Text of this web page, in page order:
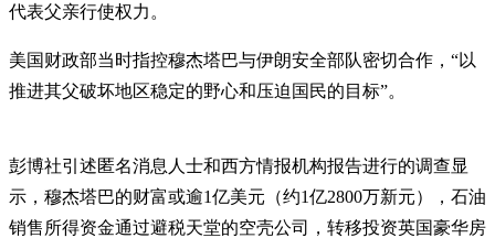
代表父亲行使权力。
美国财政部当时指控穆杰塔巴与伊朗安全部队密切合作，“以
推进其父破坏地区稳定的野心和压迫国民的目标”。
彭博社引述匿名消息人士和西方情报机构报告进行的调查显
示，穆杰塔巴的财富或逾1亿美元（约1亿2800万新元），石油
销售所得资金通过避税天堂的空壳公司，转移投资英国豪华房